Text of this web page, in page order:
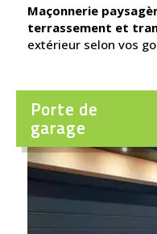
Maçonnerie
terrassement et
extérieur selon vos
Porte de
garage